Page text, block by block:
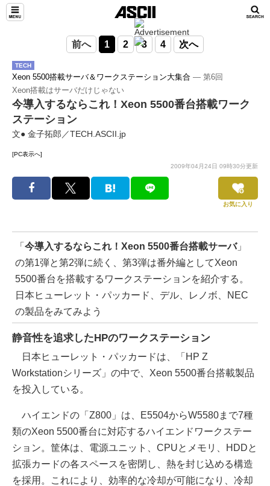
前へ 1 2 3 4 次へ
TECH
Xeon 5500搭載サーバ＆ワークステーション大集合 ― 第6回
Xeon搭載はサーバだけじゃない
今導入するならこれ！Xeon 5500番台搭載ワーク
ステーション
文● 金子拓郎／TECH.ASCII.jp
[PC表示へ]
2009年04月24日 09時30分更新
お気に入り
「 今導入するならこれ！Xeon 5500番台搭載サーバ」
の第1弾と第2弾に続く、第3弾は番外編としてXeon
5500番台を搭載するワークステーションを紹介する。
日本ヒューレット・パッカード、デル、レノボ、NEC
の製品をみてみよう
静音性を追求したHPのワークステーション
日本ヒューレット・パッカードは、「HP Z
Workstationシリーズ」の中で、Xeon 5500番台搭載製品
を投入している。
ハイエンドの「Z800」は、E5504からW5580まで7種
類のXeon 5500番台に対応するハイエンドワークステー
ション。筐体は、電源ユニット、CPUとメモリ、HDDと
拡張カードの各スペースを密閉し、熱を封じ込める構造
を採用。これにより、効率的な冷却が可能になり、冷却